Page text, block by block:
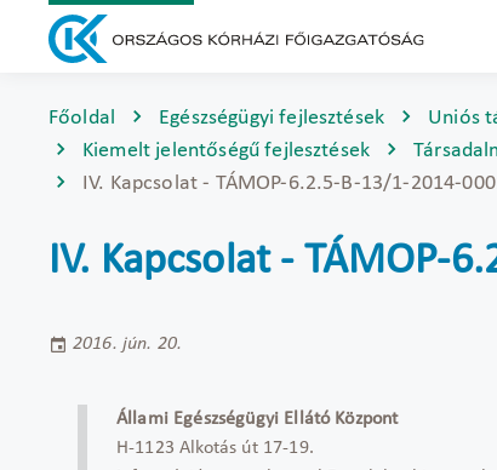
Főoldal Egészségügyi fejlesztések Uniós
Kiemelt jelentőségű fejlesztések
IV. Kapcsolat - TÁMOP-6.2.5-B-13/1-2014-
IV. Kapcsolat - TÁMOP-
2016. jún. 20.
Állami Egészségügyi Ellátó Központ
H-1123 Alkotás út 17-19.